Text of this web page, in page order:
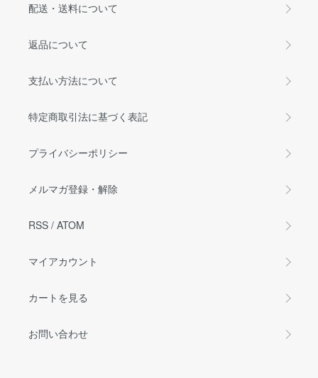
配送・送料について
返品について
支払い方法について
特定商取引法に基づく表記
プライバシーポリシー
メルマガ登録・解除
RSS / ATOM
マイアカウント
カートを見る
お問い合わせ